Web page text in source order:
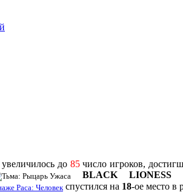
до 85число игроков,
BLACK LIONESS
спустился на 18-ое место в